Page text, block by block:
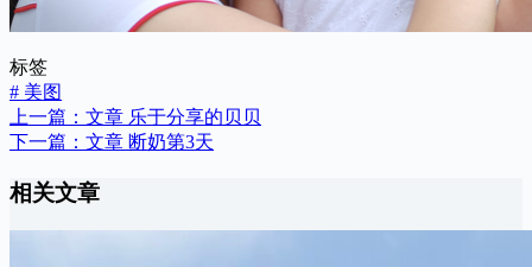
标签
# 美图
上一篇： 文章 乐于分享的贝贝
下一篇： 文章 断奶第3天
相关文章